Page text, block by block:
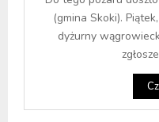
(gmina Skoki).
dyżurny